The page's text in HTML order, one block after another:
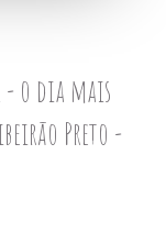
o dia mais
Preto -